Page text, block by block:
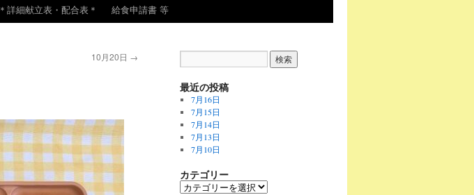
＊詳細献立表・配合表＊ 給食申請書 等
10月20日 →
最近の投稿
7月16日
7月15日
7月14日
7月13日
7月10日
カテゴリー
カ